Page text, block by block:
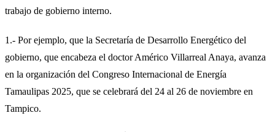
trabajo de gobierno interno.
1.- Por ejemplo, que la Secretaría de Desarrollo Energético del
gobierno, que encabeza el doctor Américo Villarreal Anaya, avanza
en la organización del Congreso Internacional de Energía
Tamaulipas 2025, que se celebrará del 24 al 26 de noviembre en
Tampico.